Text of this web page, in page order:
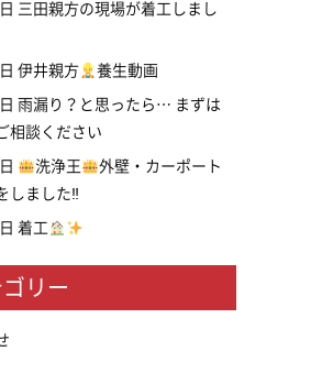
三田親方の現場が着工しまし
伊井親方 養生動画
雨漏り？と思ったら… まずは
相談ください
洗浄王
外壁・カーポート
しました‼
着工
リー